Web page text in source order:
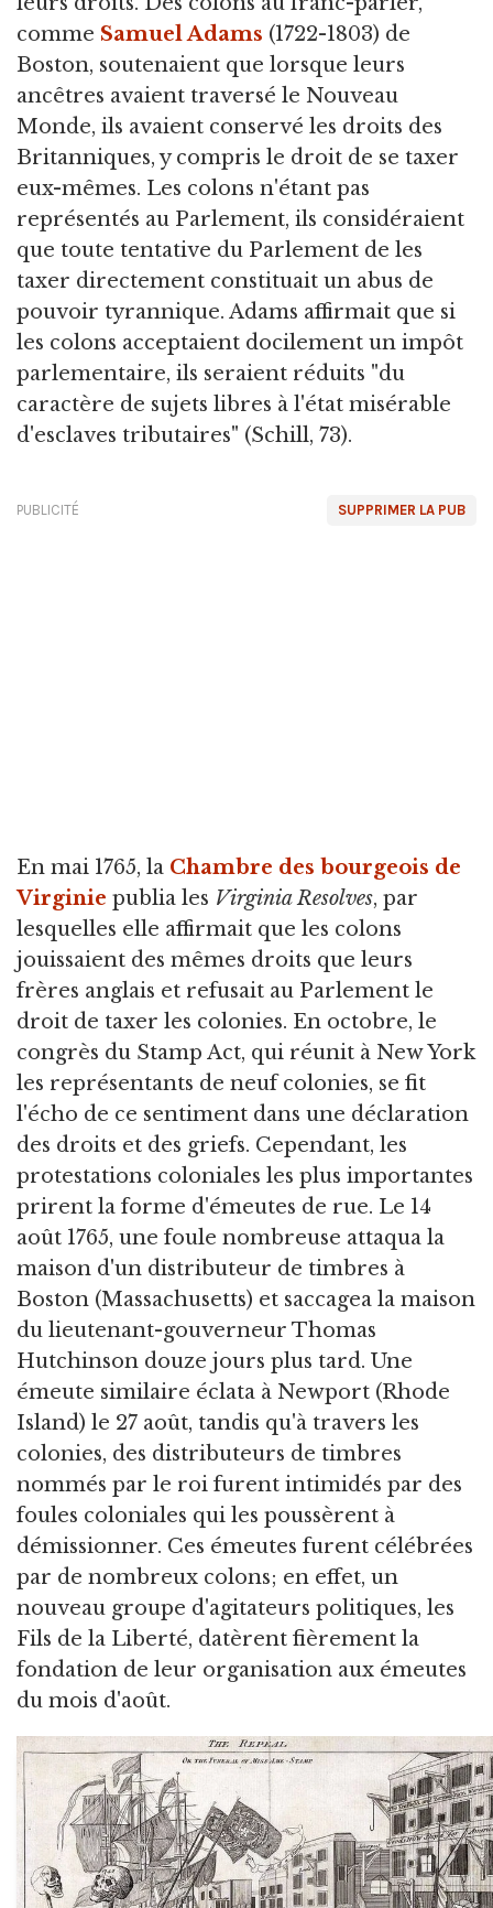
comme Samuel Adams (1722-1803) de
Boston, soutenaient que lorsque leurs
ancêtres avaient traversé le Nouveau
Monde, ils avaient conservé les droits des
Britanniques, y compris le droit de se taxer
eux-mêmes. Les colons n'étant pas
représentés au Parlement, ils considéraient
que toute tentative du Parlement de les
taxer directement constituait un abus de
pouvoir tyrannique. Adams affirmait que si
les colons acceptaient docilement un impôt
parlementaire, ils seraient réduits "du
caractère de sujets libres à l'état misérable
d'esclaves tributaires" (Schill, 73).
SUPPRIMER LA PUB
PUBLICITÉ
En mai 1765, la Chambre des bourgeois de
Virginie publia les Virginia Resolves, par
lesquelles elle affirmait que les colons
jouissaient des mêmes droits que leurs
frères anglais et refusait au Parlement le
droit de taxer les colonies. En octobre, le
congrès du Stamp Act, qui réunit à New York
les représentants de neuf colonies, se fit
l'écho de ce sentiment dans une déclaration
des droits et des griefs. Cependant, les
protestations coloniales les plus importantes
prirent la forme d'émeutes de rue. Le 14
août 1765, une foule nombreuse attaqua la
maison d'un distributeur de timbres à
Boston (Massachusetts) et saccagea la maison
du lieutenant-gouverneur Thomas
Hutchinson douze jours plus tard. Une
émeute similaire éclata à Newport (Rhode
Island) le 27 août, tandis qu'à travers les
colonies, des distributeurs de timbres
nommés par le roi furent intimidés par des
foules coloniales qui les poussèrent à
démissionner. Ces émeutes furent célébrées
par de nombreux colons; en effet, un
nouveau groupe d'agitateurs politiques, les
Fils de la Liberté, datèrent fièrement la
fondation de leur organisation aux émeutes
du mois d'août.